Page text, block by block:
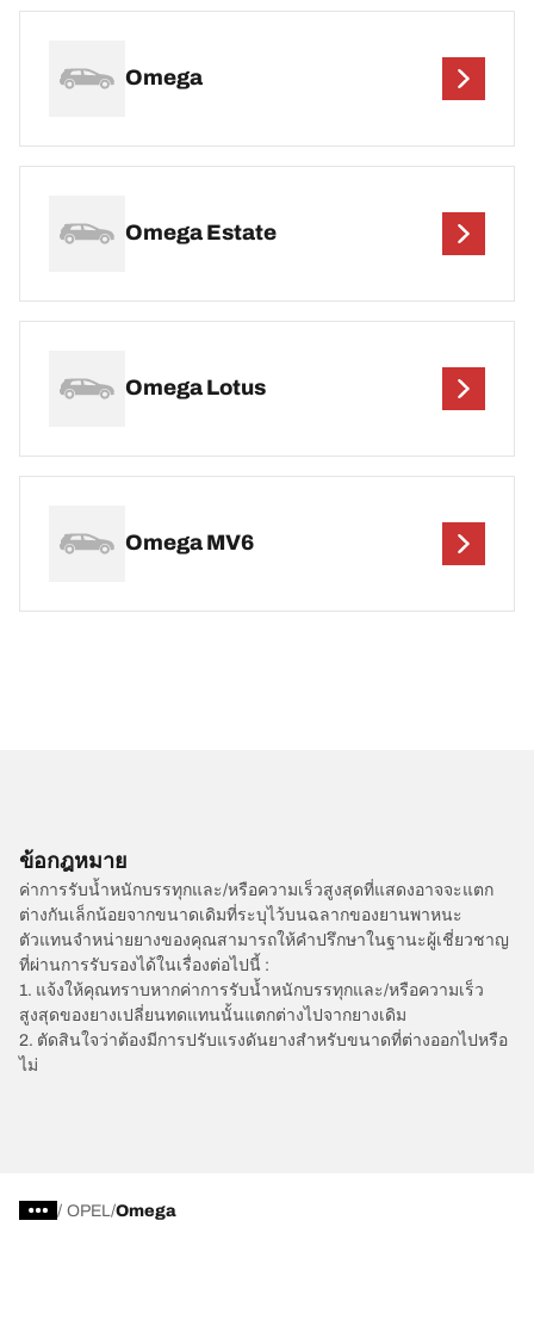
Omega
Omega Estate
Omega Lotus
Omega MV6
ข้อกฎหมาย
ค่าการรับน้ำหนักบรรทุกและ/หรือความเร็วสูงสุดที่แสดงอาจจะแตก
ต่างกันเล็กน้อยจากขนาดเดิมที่ระบุไว้บนฉลากของยานพาหนะ
ตัวแทนจำหน่ายยางของคุณสามารถให้คำปรึกษาในฐานะผู้เชี่ยวชาญ
ที่ผ่านการรับรองได้ในเรื่องต่อไปนี้ :
1. แจ้งให้คุณทราบหากค่าการรับน้ำหนักบรรทุกและ/หรือความเร็ว
สูงสุดของยางเปลี่ยนทดแทนนั้นแตกต่างไปจากยางเดิม
2. ตัดสินใจว่าต้องมีการปรับแรงดันยางสำหรับขนาดที่ต่างออกไปหรือ
ไม่
/ OPEL Omega